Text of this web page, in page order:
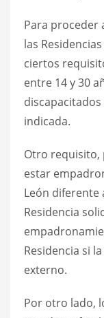
Para proceder
las
ciertos
entre 14 y 30
indicada.
Otro requisito,
estar
León diferente
Residencia
Residencia si
externo.
Por otro lado,